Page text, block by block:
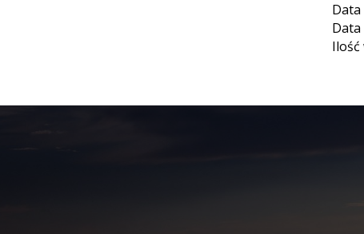
Data
Data
Ilość